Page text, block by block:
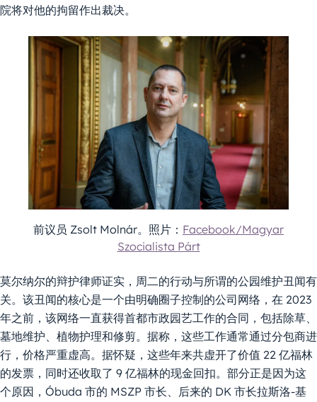
院将对他的拘留作出裁决。
前议员 Zsolt Molnár。照片： Facebook/Magyar
Szocialista Párt
莫尔纳尔的辩护律师证实，周二的行动与所谓的公园维护丑闻有
关。该丑闻的核心是一个由明确圈子控制的公司网络，在 2023
年之前，该网络一直获得首都市政园艺工作的合同，包括除草、
墓地维护、植物护理和修剪。据称，这些工作通常通过分包商进
行，价格严重虚高。据怀疑，这些年来共虚开了价值 22 亿福林
的发票，同时还收取了 9 亿福林的现金回扣。部分正是因为这
个原因，Óbuda 市的 MSZP 市长、后来的 DK 市长拉斯洛-基